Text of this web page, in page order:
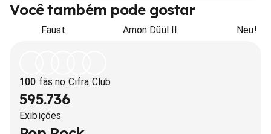
Você também pode gostar
Faust Amon Düül II Neu!
100 fãs no Cifra Club
595.736
Exibições